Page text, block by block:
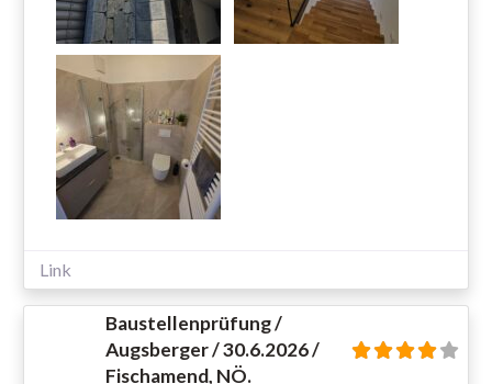
Link
Baustellenprüfung /
Augsberger / 30.6.2026 /
Fischamend, NÖ.